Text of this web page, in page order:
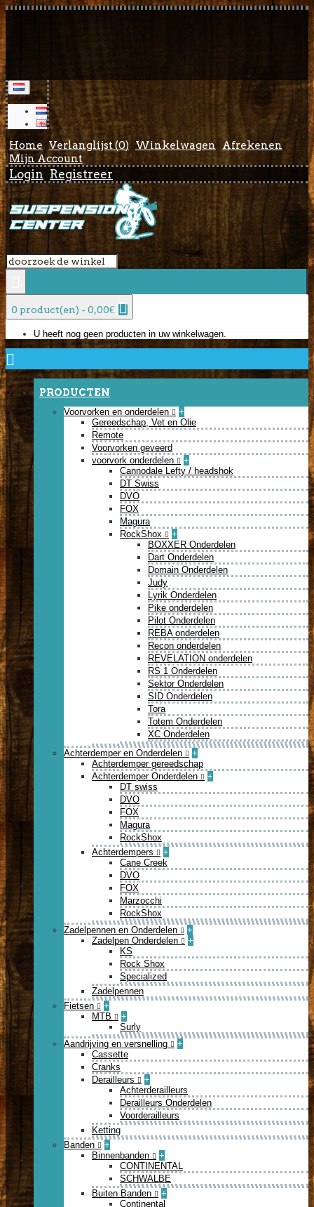
Home Verlanglijst (0) Winkelwagen
Afrekenen
Mijn Account
Login Registreer
0 product(en) - 0,00€
U heeft nog geen producten in uw winkelwagen.
PRODUCTEN
Voorvorken en onderdelen
+
Gereedschap, Vet en Olie
Remote
Voorvorken geveerd
voorvork onderdelen
+
Cannodale Lefty / headshok
DT Swiss
DVO
FOX
Magura
RockShox
+
BOXXER Onderdelen
Dart Onderdelen
Domain Onderdelen
Judy
Lyrik Onderdelen
Pike onderdelen
Pilot Onderdelen
REBA onderdelen
Recon onderdelen
REVELATION onderdelen
RS 1 Onderdelen
Sektor Onderdelen
SID Onderdelen
Tora
Totem Onderdelen
XC Onderdelen
Achterdemper en Onderdelen
+
Achterdemper gereedschap
Achterdemper Onderdelen
+
DT swiss
DVO
FOX
Magura
RockShox
Achterdempers
+
Cane Creek
DVO
FOX
Marzocchi
RockShox
Zadelpennen en Onderdelen
+
Zadelpen Onderdelen
+
KS
Rock Shox
Specialized
Zadelpennen
Fietsen
+
MTB
+
Surly
Aandrijving en versnelling
+
Cassette
Cranks
Derailleurs
+
Achterderailleurs
Derailleurs Onderdelen
Voorderailleurs
Ketting
Banden
+
Binnenbanden
+
CONTINENTAL
SCHWALBE
Buiten Banden
+
Continental